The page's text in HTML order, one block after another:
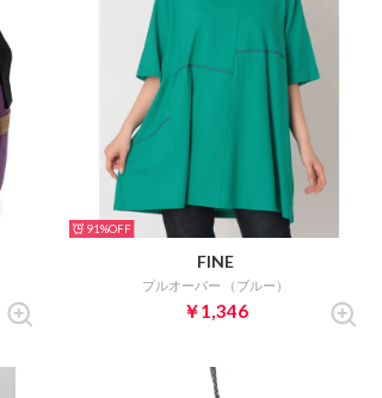
91%
FINE
プルオーバー （ブルー）
￥1,346